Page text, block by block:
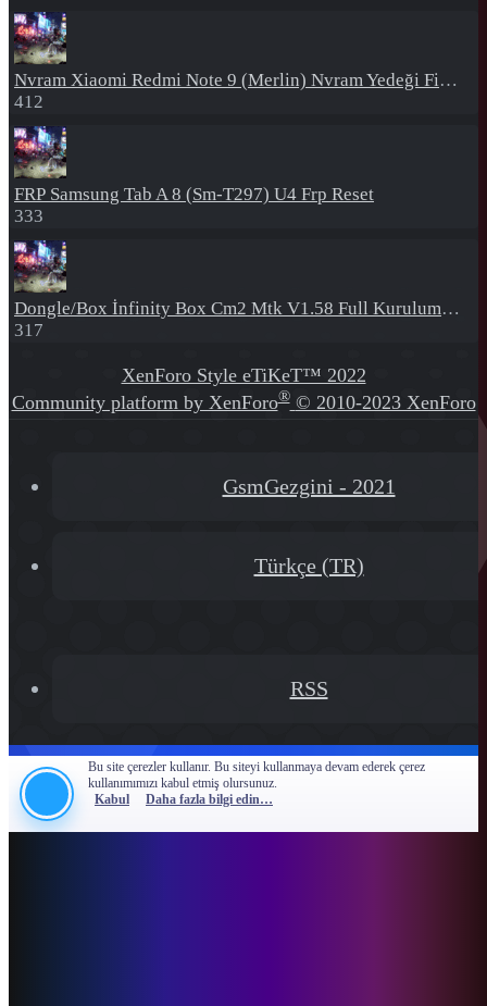
Nvram Xiaomi Redmi Note 9 (Merlin) Nvram Yedeği Fix Nv By Dft Pro
412
FRP Samsung Tab A 8 (Sm-T297) U4 Frp Reset
333
Dongle/Box İnfinity Box Cm2 Mtk V1.58 Full Kurulum+Crack
317
XenForo Style eTiKeT™ 2022
Community platform by XenForo® © 2010-2023 XenForo
GsmGezgini - 2021
Türkçe (TR)
RSS
Bu site çerezler kullanır. Bu siteyi kullanmaya devam ederek çerez
kullanımımızı kabul etmiş olursunuz.
Kabul
Daha fazla bilgi edin…